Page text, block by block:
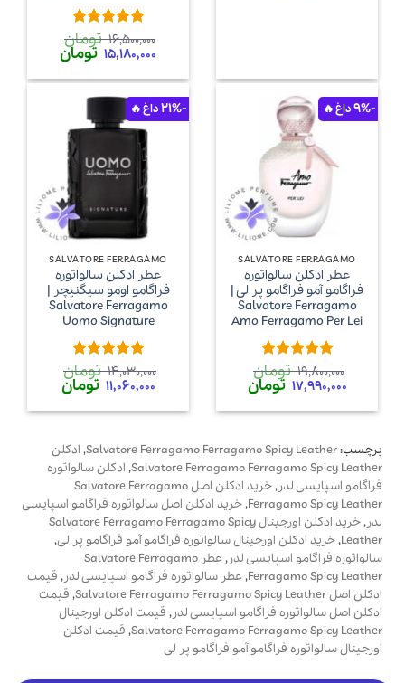
امتیاز5از
5
16,500,000 تومان
قیمت
اصلی
16,500,000 تومان
بود.
15,180,000 تومان
است.
-9%
SALVATORE FERRAGAMO
عطر ادکلن سالواتوره
فراگامو آمو فراگامو پر لی |
Salvatore Ferragamo
Amo Ferragamo Per Lei
امتیاز5از
5
19,800,000 تومان
قیمت
اصلی
19,800,000 تومان
بود.
17,990,000 تومان
17,990,000 تومان
است.
-21%
SALVATORE FERRAGAMO
عطر ادکلن سالواتوره
فراگامو اومو سیگنیچر |
Salvatore Ferragamo
Uomo Signature
امتیاز5از
5
14,030,000 تومان
قیمت
اصلی
14,030,000 تومان
بود.
11,060,000 تومان
است.
برچسب:Salvatore Ferragamo Ferragamo Spicy Leather
, ادکلن
Salvatore Ferragamo Ferragamo Spicy Leather
, ادکلن سالواتوره
فراگامو اسپایسی لدر,
خرید ادکلن اصل Salvatore Ferragamo
Ferragamo Spicy Leather
,خرید ادکلن اصل سالواتوره فراگامو اسپایسی
لدر,
خرید ادکلن اورجینال Salvatore Ferragamo Ferragamo Spicy
Leather
,خرید ادکلن اورجینال سالواتوره فراگامو آمو فراگامو پر لی,
سالواتوره فراگامو اسپایسی لدر,
عطر Salvatore Ferragamo
Ferragamo Spicy Leather
,عطر سالواتوره فراگامو اسپایسی لدر, قیمت
ادکلن اصل Salvatore Ferragamo Ferragamo Spicy Leather
, قیمت
ادکلن اصل سالواتوره فراگامو اسپایسی لدر, قیمت ادکلن اورجینال
Salvatore Ferragamo Ferragamo Spicy Leather
, قیمت ادکلن
اورجینال سالواتوره فراگامو آمو فراگامو پر لی